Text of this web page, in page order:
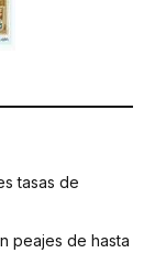
tasas de
peajes de hasta